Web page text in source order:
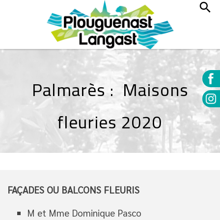
Palmarès : Maisons
fleuries 2020
FAÇADES OU BALCONS FLEURIS
M et Mme Dominique Pasco